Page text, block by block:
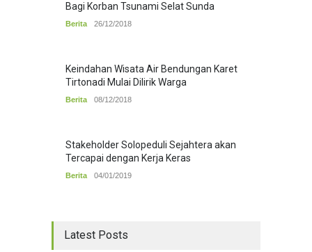
Bagi Korban Tsunami Selat Sunda
Berita 26/12/2018
Keindahan Wisata Air Bendungan Karet
Tirtonadi Mulai Dilirik Warga
Berita 08/12/2018
Stakeholder Solopeduli Sejahtera akan
Tercapai dengan Kerja Keras
Berita 04/01/2019
Latest Posts